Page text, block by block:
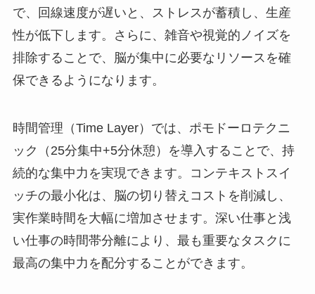
で、回線速度が遅いと、ストレスが蓄積し、生産
性が低下します。さらに、雑音や視覚的ノイズを
排除することで、脳が集中に必要なリソースを確
保できるようになります。
時間管理（Time Layer）では、ポモドーロテクニ
ック（25分集中+5分休憩）を導入することで、持
続的な集中力を実現できます。コンテキストスイ
ッチの最小化は、脳の切り替えコストを削減し、
実作業時間を大幅に増加させます。深い仕事と浅
い仕事の時間帯分離により、最も重要なタスクに
最高の集中力を配分することができます。